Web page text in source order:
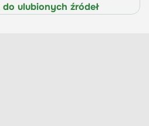
ulubionych źródeł